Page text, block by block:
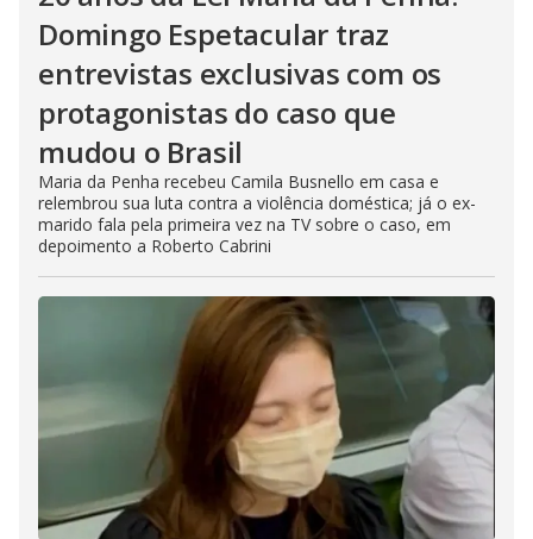
Domingo Espetacular traz
entrevistas exclusivas com os
protagonistas do caso que
mudou o Brasil
Maria da Penha recebeu Camila Busnello em casa e
relembrou sua luta contra a violência doméstica; já o ex-
marido fala pela primeira vez na TV sobre o caso, em
depoimento a Roberto Cabrini